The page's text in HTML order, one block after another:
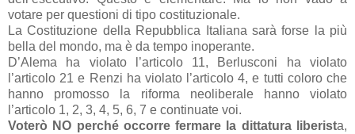
votare per questioni di tipo costituzionale.
La Costituzione della Repubblica Italiana sarà forse la più
bella del mondo, ma è da tempo inoperante.
D’Alema ha violato l’articolo 11, Berlusconi ha violato
l’articolo 21 e Renzi ha violato l’articolo 4, e tutti coloro che
hanno promosso la riforma neoliberale hanno violato
l’articolo 1, 2, 3, 4, 5, 6, 7 e continuate voi.
Voterò NO perché occorre fermare la dittatura liberista,